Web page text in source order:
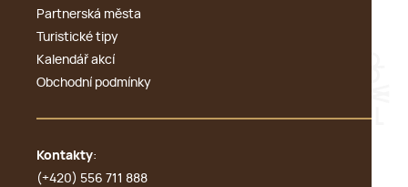
Partnerská města
Turistické tipy
Kalendář akcí
Obchodní podmínky
Kontakty:
(+420) 556 711 888